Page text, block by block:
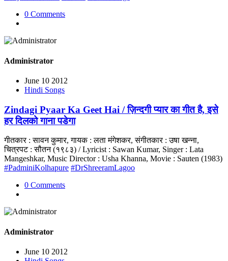
0 Comments
Administrator
June 10 2012
Hindi Songs
Zindagi Pyaar Ka Geet Hai / ज़िन्दगी प्यार का गीत है, इसे
हर दिलको गाना पडेगा
गीतकार : सावन कुमार, गायक : लता मंगेशकर, संगीतकार : उषा खन्ना,
चित्रपट : सौतन (१९८३) / Lyricist : Sawan Kumar, Singer : Lata
Mangeshkar, Music Director : Usha Khanna, Movie : Sauten (1983)
#PadminiKolhapure #DrShreeramLagoo
0 Comments
Administrator
June 10 2012